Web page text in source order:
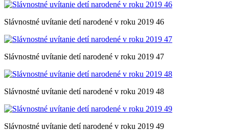
Slávnostné uvítanie detí narodené v roku 2019 46
Slávnostné uvítanie detí narodené v roku 2019 47
Slávnostné uvítanie detí narodené v roku 2019 48
Slávnostné uvítanie detí narodené v roku 2019 49